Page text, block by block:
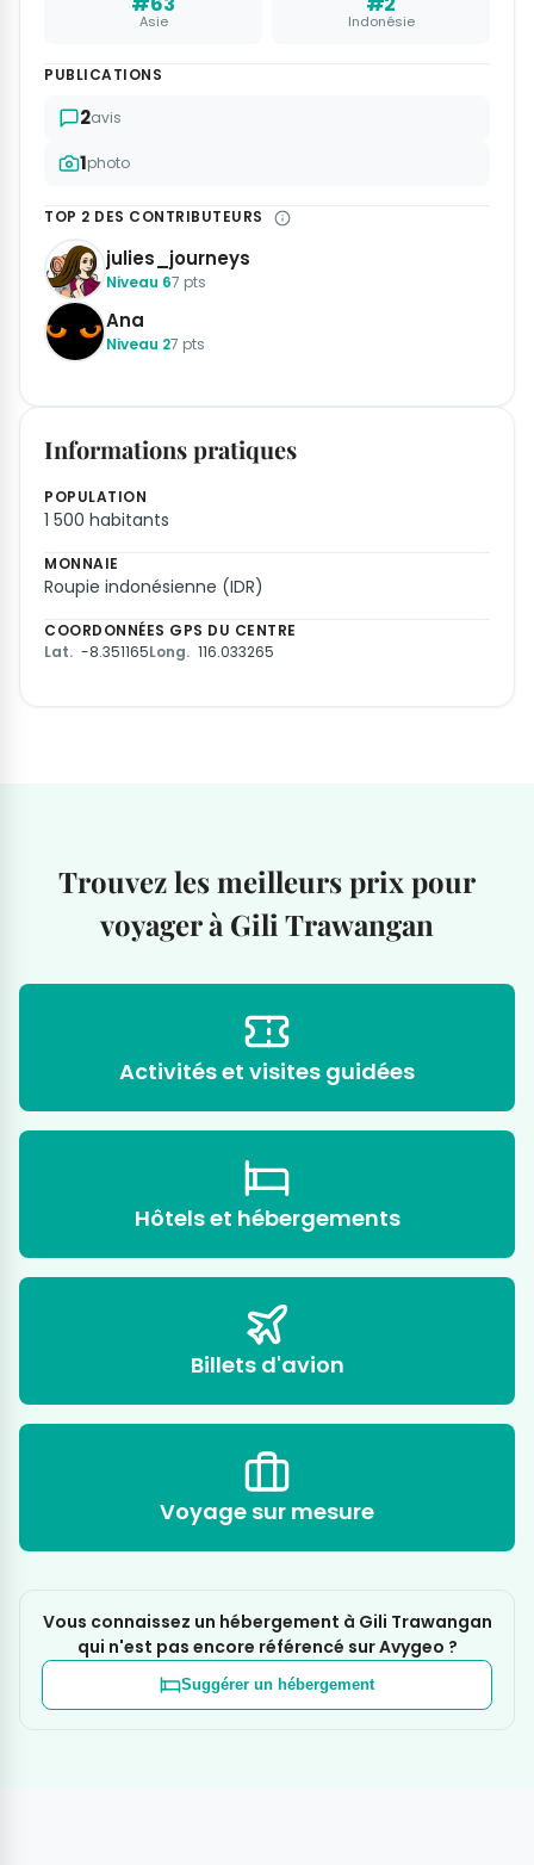
Asie Indonésie
PUBLICATIONS
2avis
1photo
TOP 2 DES CONTRIBUTEURS
julies_journeys
Niveau 67 pts
Ana
Niveau 27 pts
Informations pratiques
POPULATION
1 500 habitants
MONNAIE
Roupie indonésienne (IDR)
COORDONNÉES GPS DU CENTRE
Lat. -8.351165Long. 116.033265
Trouvez les meilleurs prix pour
voyager à Gili Trawangan
Activités et visites guidées
Hôtels et hébergements
Billets d'avion
Voyage sur mesure
Vous connaissez un hébergement à Gili Trawangan
qui n'est pas encore référencé sur Avygeo ?
Suggérer un hébergement